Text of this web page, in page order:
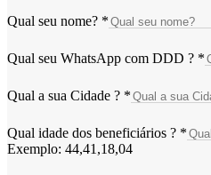
Qual seu nome? *
Qual seu WhatsApp com DDD ? *
Qual a sua Cidade ? *
Qual idade dos beneficiários ? *
Exemplo: 44,41,18,04